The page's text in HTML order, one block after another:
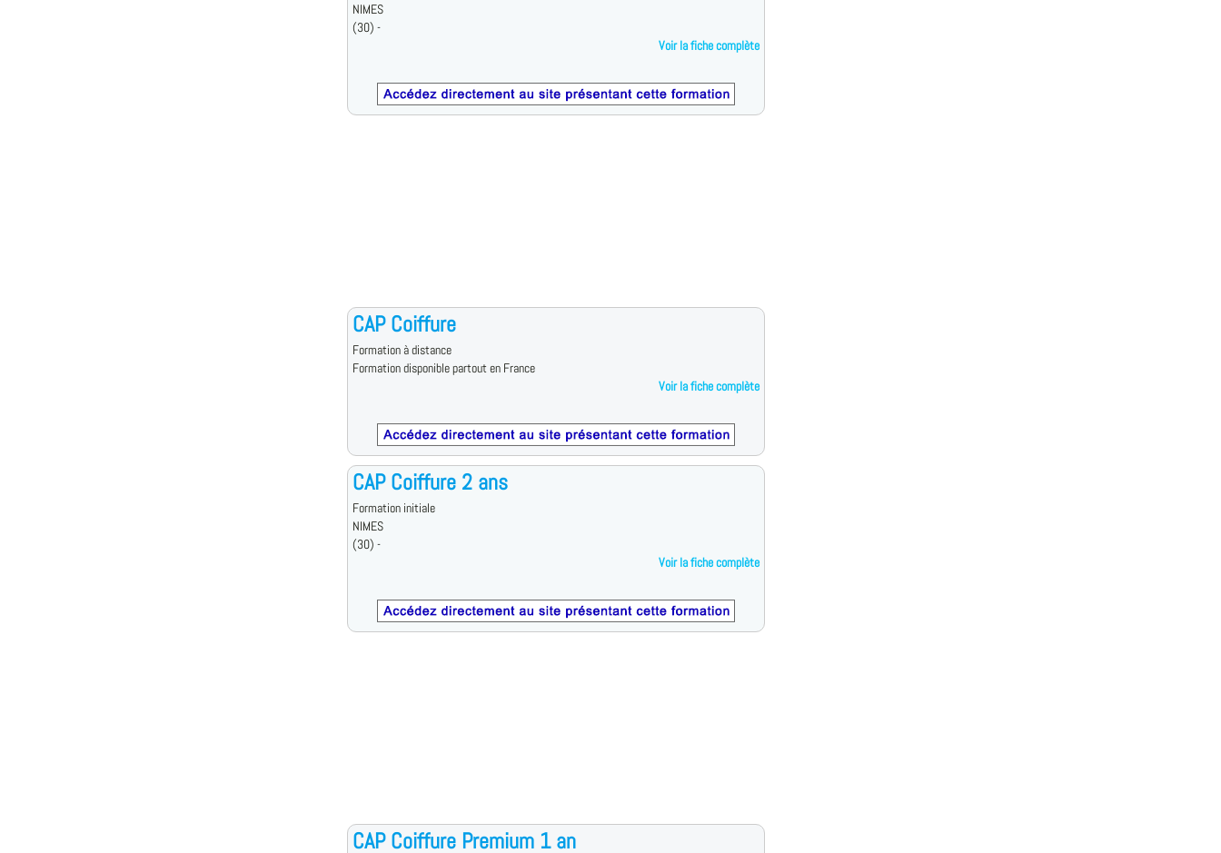
NIMES
(30) -
Voir la fiche complète
CAP Coiffure
Formation à distance
Formation disponible partout en France
Voir la fiche complète
CAP Coiffure 2 ans
Formation initiale
NIMES
(30) -
Voir la fiche complète
CAP Coiffure Premium 1 an